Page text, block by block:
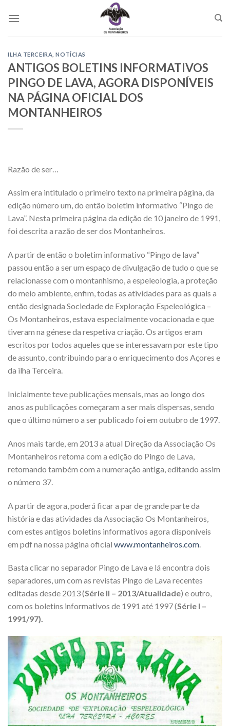
ILHA TERCEIRA ,NOTÍCIAS
ANTIGOS BOLETINS INFORMATIVOS
PINGO DE LAVA, AGORA DISPONÍVEIS
NA PÁGINA OFICIAL DOS
MONTANHEIROS
Razão de ser…
Assim era intitulado o primeiro texto na primeira página, da
edição número um, do então boletim informativo “Pingo de
Lava”. Nesta primeira página da edição de 10 janeiro de 1991,
foi descrita a razão de ser dos Montanheiros.
A partir de então o boletim informativo “Pingo de lava”
passou então a ser um espaço de divulgação de tudo o que se
relacionasse com o montanhismo, a espeleologia, a proteção
do meio ambiente, enfim, todas as atividades para as quais a
então designada Sociedade de Exploração Espeleológica –
Os Montanheiros, estava especialmente vocacionada e que
tiveram na génese da respetiva criação. Os artigos eram
escritos por todos aqueles que se interessavam por este tipo
de assunto, contribuindo para o enriquecimento dos Açores e
da ilha Terceira.
Inicialmente teve publicações mensais, mas ao longo dos
anos as publicações começaram a ser mais dispersas, sendo
que o último número a ser publicado foi em outubro de 1997.
Anos mais tarde, em 2013 a atual Direção da Associação Os
Montanheiros retoma com a edição do Pingo de Lava,
retomando também com a numeração antiga, editando assim
o número 37.
A partir de agora, poderá ficar a par de grande parte da
história e das atividades da Associação Os Montanheiros,
com estes antigos boletins informativos agora disponíveis
em pdf na nossa página oficial www.montanheiros.com
Basta clicar no separador Pingo de Lava e lá encontra dois
separadores, um com as revistas Pingo de Lava recentes
editadas desde 2013 (Série II – 2013/Atualidade) e outro,
com os boletins informativos de 1991 até 1997 (Série I –
1991/97).